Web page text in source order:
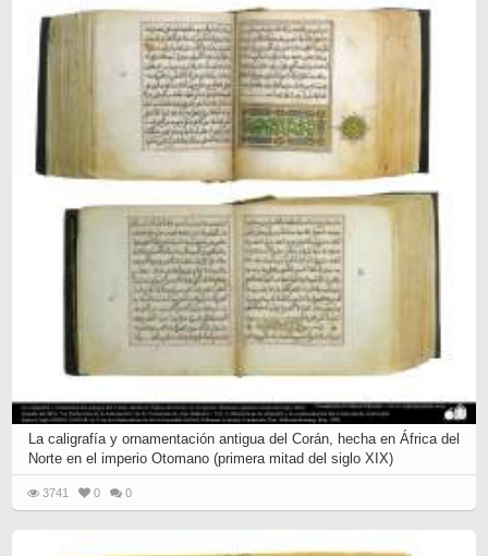
La caligrafía y ornamentación antigua del Corán, hecha en África del
Norte en el imperio Otomano (primera mitad del siglo XIX)
3741 0 0